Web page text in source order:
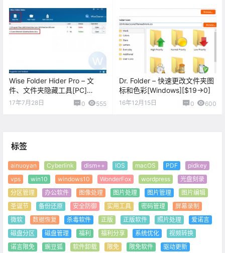
Wise Folder Hider Pro – 文
件、文件夹隐藏工具[PC]
[$19.95→0]
17年7月28日 0 555
Dr. Folder – 快速更改文件夹图
标和色彩[Windows][$19→0]
16年12月15日 0 600
标签
ainuoyan Cyberlink dism++ IOS macOS PDF
pidkey
vps
win10 windows10 WonderFox wordpress
光盘刻录
分区管理
办公软件 图像处理 图片处理 图片管理
图片编辑
圣诞节
备份还原 安全防御 实用工具 密码管理
屏幕录制
微软
数据恢复 杀毒软件 正版 正版软件 照片处理
爱诺言
磁盘分区
磁盘管理 福利 福利分享 系统优化
视频转换
诺言限免
豌豆狐 软件卸载 限免 限免软件 驱动更新